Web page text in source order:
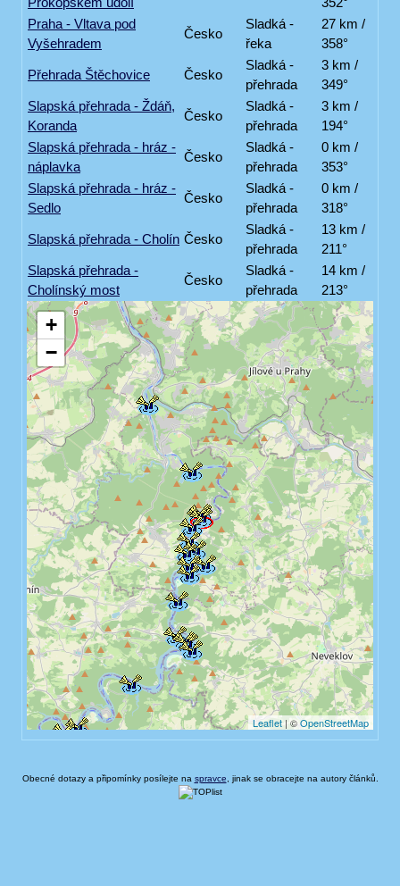
Praha - Vltava pod
Vyšehradem
Česko
Sladká -
řeka
27 km /
358°
Přehrada Štěchovice Česko
Sladká -
přehrada
3 km /
349°
Slapská přehrada - Ždáň,
Koranda
Česko
Sladká -
přehrada
3 km /
194°
Slapská přehrada - hráz -
náplavka
Česko
Sladká -
přehrada
0 km /
353°
Slapská přehrada - hráz -
Sedlo
Česko
Sladká -
přehrada
0 km /
318°
Slapská přehrada - Cholín Česko
Sladká -
přehrada
13 km /
211°
Slapská přehrada -
Cholínský most
Česko
Sladká -
přehrada
14 km /
213°
Obecné dotazy a připomínky posílejte na spravce , jinak se obracejte na autory článků.